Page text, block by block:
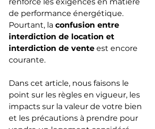
de performance énergétique.
Pourtant, la confusion entre
interdiction de location et
interdiction de vente est encore
courante.
Dans cet article, nous faisons le
point sur les règles en vigueur, les
impacts sur la valeur de votre bien
et les précautions à prendre pour